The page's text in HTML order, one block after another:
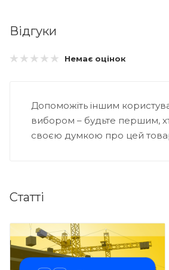
Відгуки
Немає оцінок
Допоможіть іншим
вибором – будьте першим,
своєю думкою про цей
Статті